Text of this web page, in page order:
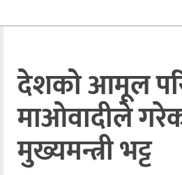
अन्तराष्ट्रिय
अन्तर्वार्ता
अर्थ
खेलकुद
देशको आमूल
माओवादीले
मुख्यमन्त्री भट्ट